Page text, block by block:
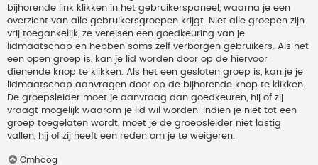
bijhorende link klikken in het gebruikerspaneel, waarna je een
overzicht van alle gebruikersgroepen krijgt. Niet alle groepen zijn
vrij toegankelijk, ze vereisen een goedkeuring van je
lidmaatschap en hebben soms zelf verborgen gebruikers. Als het
een open groep is, kan je lid worden door op de hiervoor
dienende knop te klikken. Als het een gesloten groep is, kan je je
lidmaatschap aanvragen door op de bijhorende knop te klikken.
De groepsleider moet je aanvraag dan goedkeuren, hij of zij
vraagt mogelijk waarom je lid wil worden. Indien je niet tot een
groep toegelaten wordt, moet je de groepsleider niet lastig
vallen, hij of zij heeft een reden om je te weigeren.
Omhoog